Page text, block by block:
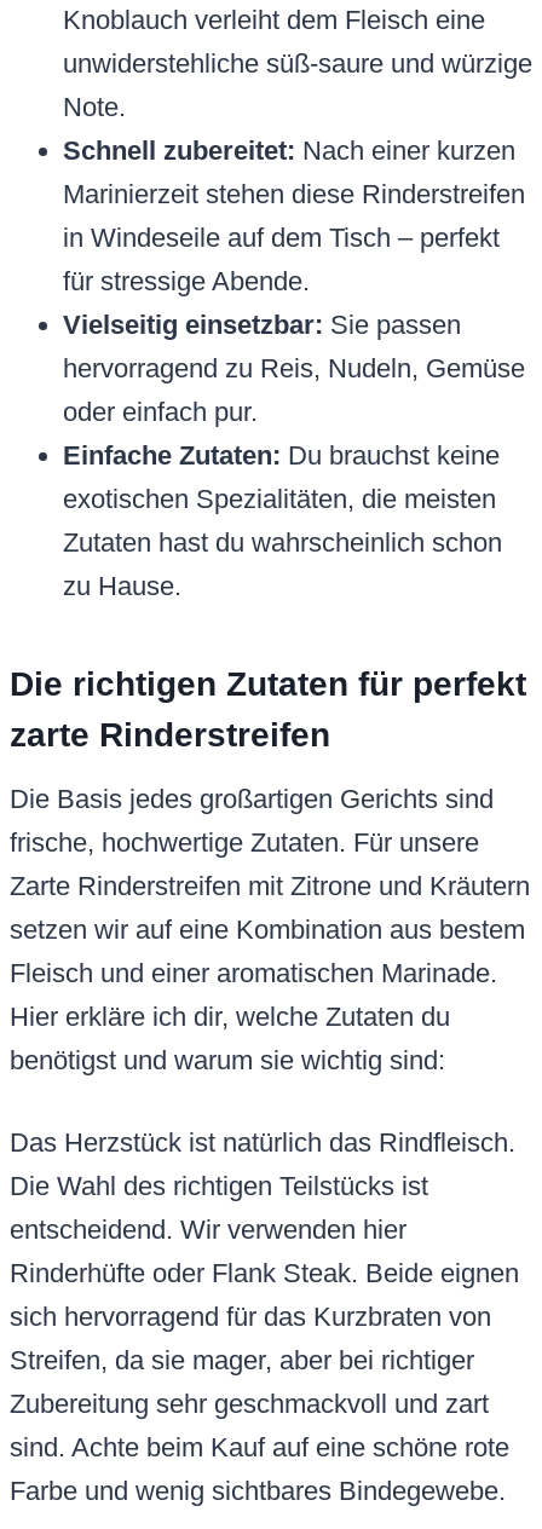
Knoblauch verleiht dem Fleisch eine
unwiderstehliche süß-saure und würzige
Note.
Schnell zubereitet: Nach einer kurzen
Marinierzeit stehen diese Rinderstreifen
in Windeseile auf dem Tisch – perfekt
für stressige Abende.
Vielseitig einsetzbar: Sie passen
hervorragend zu Reis, Nudeln, Gemüse
oder einfach pur.
Einfache Zutaten: Du brauchst keine
exotischen Spezialitäten, die meisten
Zutaten hast du wahrscheinlich schon
zu Hause.
Die richtigen Zutaten für perfekt
zarte Rinderstreifen
Die Basis jedes großartigen Gerichts sind
frische, hochwertige Zutaten. Für unsere
Zarte Rinderstreifen mit Zitrone und Kräutern
setzen wir auf eine Kombination aus bestem
Fleisch und einer aromatischen Marinade.
Hier erkläre ich dir, welche Zutaten du
benötigst und warum sie wichtig sind:
Das Herzstück ist natürlich das Rindfleisch.
Die Wahl des richtigen Teilstücks ist
entscheidend. Wir verwenden hier
Rinderhüfte oder Flank Steak. Beide eignen
sich hervorragend für das Kurzbraten von
Streifen, da sie mager, aber bei richtiger
Zubereitung sehr geschmackvoll und zart
sind. Achte beim Kauf auf eine schöne rote
Farbe und wenig sichtbares Bindegewebe.